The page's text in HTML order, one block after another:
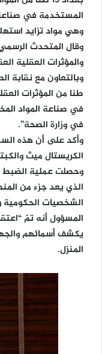
المستخدمة في
وهي مواد تزايد
وقال المتحدث
والمؤثرات العقلية
طنا من المؤثرات
في صناعة المواد
في وزارة الصحة”.
وأكد على أن هذه
الكريستال ميث
وحصلت عملية
الذي يعد جزء من
الشخصيات الحكومية
المسؤول أنه تمّ
يكشف أسمائهم
المنزل.